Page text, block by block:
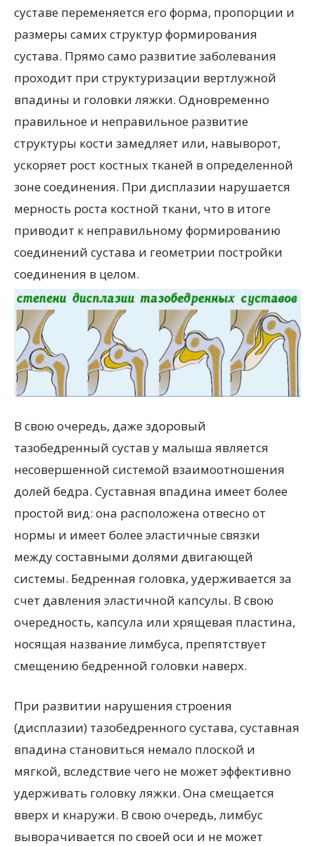
суставе переменяется его форма, пропорции и
размеры самих структур формирования
сустава. Прямо само развитие заболевания
проходит при структуризации вертлужной
впадины и головки ляжки. Одновременно
правильное и неправильное развитие
структуры кости замедляет или, навыворот,
ускоряет рост костных тканей в определенной
зоне соединения. При дисплазии нарушается
мерность роста костной ткани, что в итоге
приводит к неправильному формированию
соединений сустава и геометрии постройки
соединения в целом.
В свою очередь, даже здоровый
тазобедренный сустав у малыша является
несовершенной системой взаимоотношения
долей бедра. Суставная впадина имеет более
простой вид: она расположена отвесно от
нормы и имеет более эластичные связки
между составными долями двигающей
системы. Бедренная головка, удерживается за
счет давления эластичной капсулы. В свою
очередность, капсула или хрящевая пластина,
носящая название лимбуса, препятствует
смещению бедренной головки наверх.
При развитии нарушения строения
(дисплазии) тазобедренного сустава, суставная
впадина становиться немало плоской и
мягкой, вследствие чего не может эффективно
удерживать головку ляжки. Она смещается
вверх и кнаружи. В свою очередь, лимбус
выворачивается по своей оси и не может